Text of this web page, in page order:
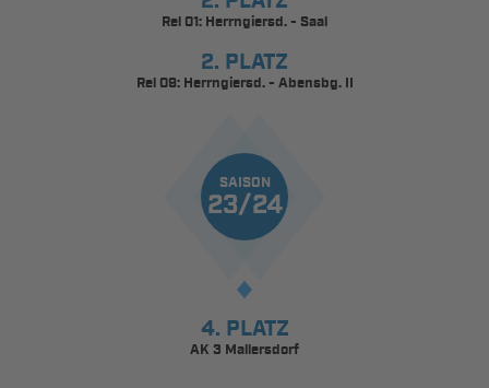
Rel 01: Herrngiersd. - Saal
2. PLATZ
Rel 09: Herrngiersd. - Abensbg. II
SAISON
23/24
4. PLATZ
AK 3 Mallersdorf